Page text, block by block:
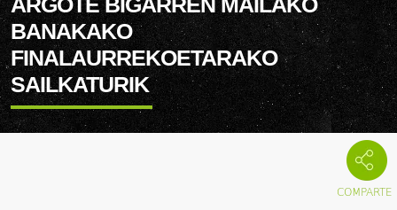
BANAKAKO
FINALAURREKOETARAKO
SAILKATURIK